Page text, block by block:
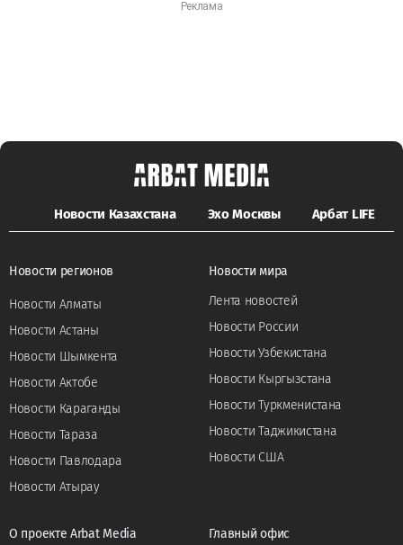
Новости Казахстана Эхо Москвы Арбат LIFE
Новости регионов
Новости Алматы
Новости Астаны
Новости Шымкента
Новости Актобе
Новости Караганды
Новости Тараза
Новости Павлодара
Новости Атырау
Новости мира
Лента новостей
Новости России
Новости Узбекистана
Новости Кыргызстана
Новости Туркменистана
Новости Таджикистана
Новости США
О проекте Arbat Media
Главный офис